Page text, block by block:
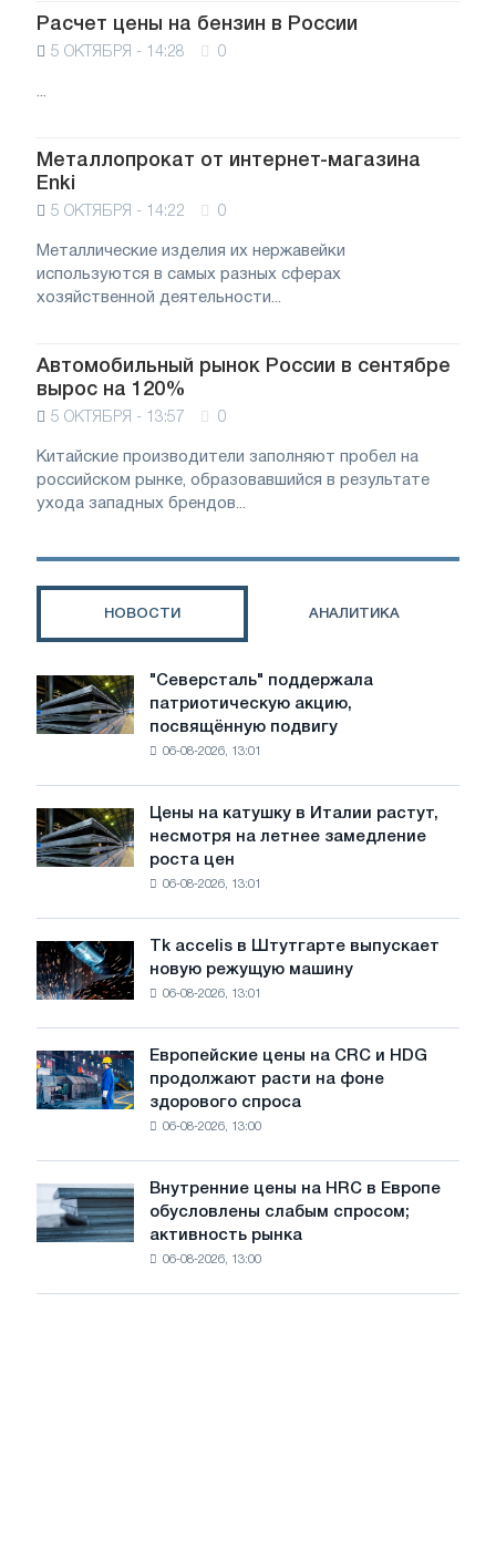
Расчет цены на бензин в России
5 ОКТЯБРЯ - 14:28 0
...
Металлопрокат от интернет-магазина
Enki
5 ОКТЯБРЯ - 14:22 0
Металлические изделия их нержавейки
используются в самых разных сферах
хозяйственной деятельности...
Автомобильный рынок России в сентябре
вырос на 120%
5 ОКТЯБРЯ - 13:57 0
Китайские производители заполняют пробел на
российском рынке, образовавшийся в результате
ухода западных брендов...
НОВОСТИ АНАЛИТИКА
"Северсталь"
поддержала
патриотическую
советской
авиации
Великой
Отечественной
войны
"Северсталь" поддержала
патриотическую акцию,
посвящённую подвигу
06-08-2026, 13:01
Цены
на
катушку
несмотря
на
замедление
роста
цен
Цены на катушку в Италии растут,
несмотря на летнее замедление
роста цен
06-08-2026, 13:01
Tk
accelis
в
новую
режущую
Tk accelis в Штутгарте выпускает
новую режущую машину
06-08-2026, 13:01
Европейские
цены
на
продолжают
расти
здорового
Европейские цены на CRC и HDG
продолжают расти на фоне
здорового спроса
06-08-2026, 13:00
Внутренние
цены
на
Внутренние цены на HRC в Европе
обусловлены слабым спросом;
активность рынка
06-08-2026, 13:00